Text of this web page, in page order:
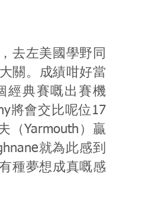
去左美國學野同
關。成績咁好當
經典賽嘅出賽機
將會交比呢位17
（Yarmouth）贏
就為此感到
種夢想成真嘅感